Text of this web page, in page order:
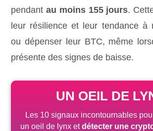
pendantau moins 155 jours.
leur résilience et leur tendance à
ou dépenser leur BTC, même
présente des signes de baisse.
UN OEIL DE
Les 10 signaux incontournables
un oeil de lynx etdétecter une